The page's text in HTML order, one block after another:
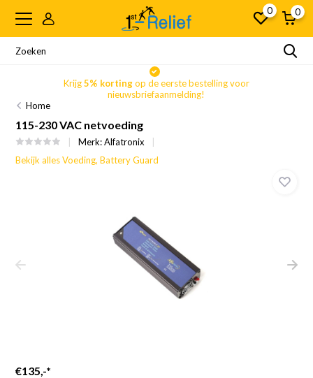
0 0
Krijg5% kortingop de eerste bestelling voor
nieuwsbriefaanmelding!
Home
115-230 VAC netvoeding
Merk:Alfatronix
Bekijk alles Voeding, Battery Guard
€135,-*